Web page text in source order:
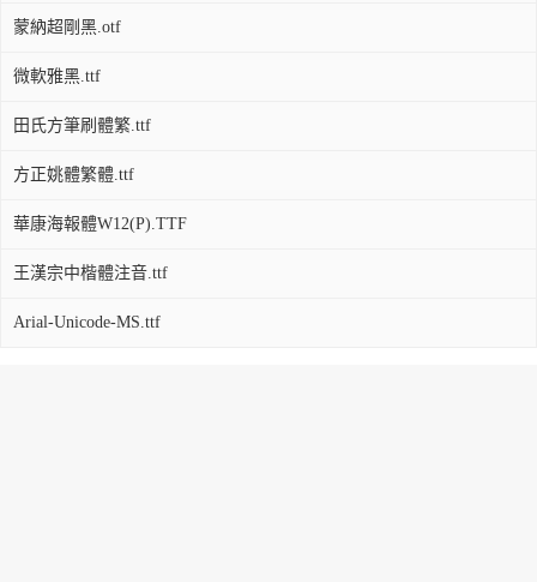
蒙納超剛黑.otf
微軟雅黑.ttf
田氏方筆刷體繁.ttf
方正姚體繁體.ttf
華康海報體W12(P).TTF
王漢宗中楷體注音.ttf
Arial-Unicode-MS.ttf